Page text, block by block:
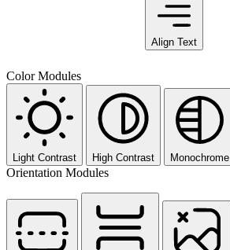
Align Text
Color Modules
Light Contrast High Contrast Monochrome
Orientation Modules